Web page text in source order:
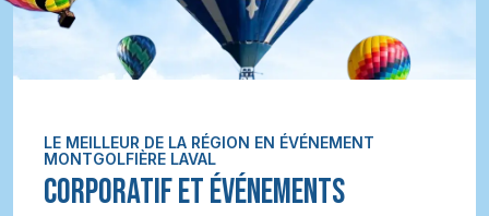
LE MEILLEUR DE LA RÉGION EN ÉVÉNEMENT
MONTGOLFIÈRE LAVAL
CORPORATIF ET ÉVÉNEMENTS